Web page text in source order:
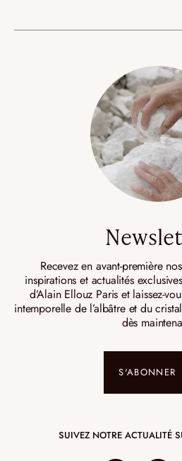
Recevez en avant-première
inspirations et actualités
d’Alain Ellouz Paris et laissez-
intemporelle de l’albâtre et du
dès
S'ABONNER
SUIVEZ NOTRE ACTUALITÉ